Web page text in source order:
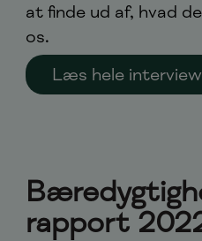
at finde ud af, hvad
os.
Læs hele
rapport